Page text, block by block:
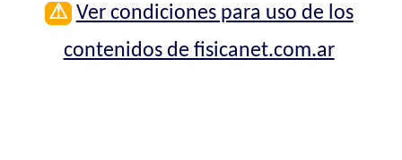
⚠ Ver condiciones para uso de los
contenidos de fisicanet.com.ar